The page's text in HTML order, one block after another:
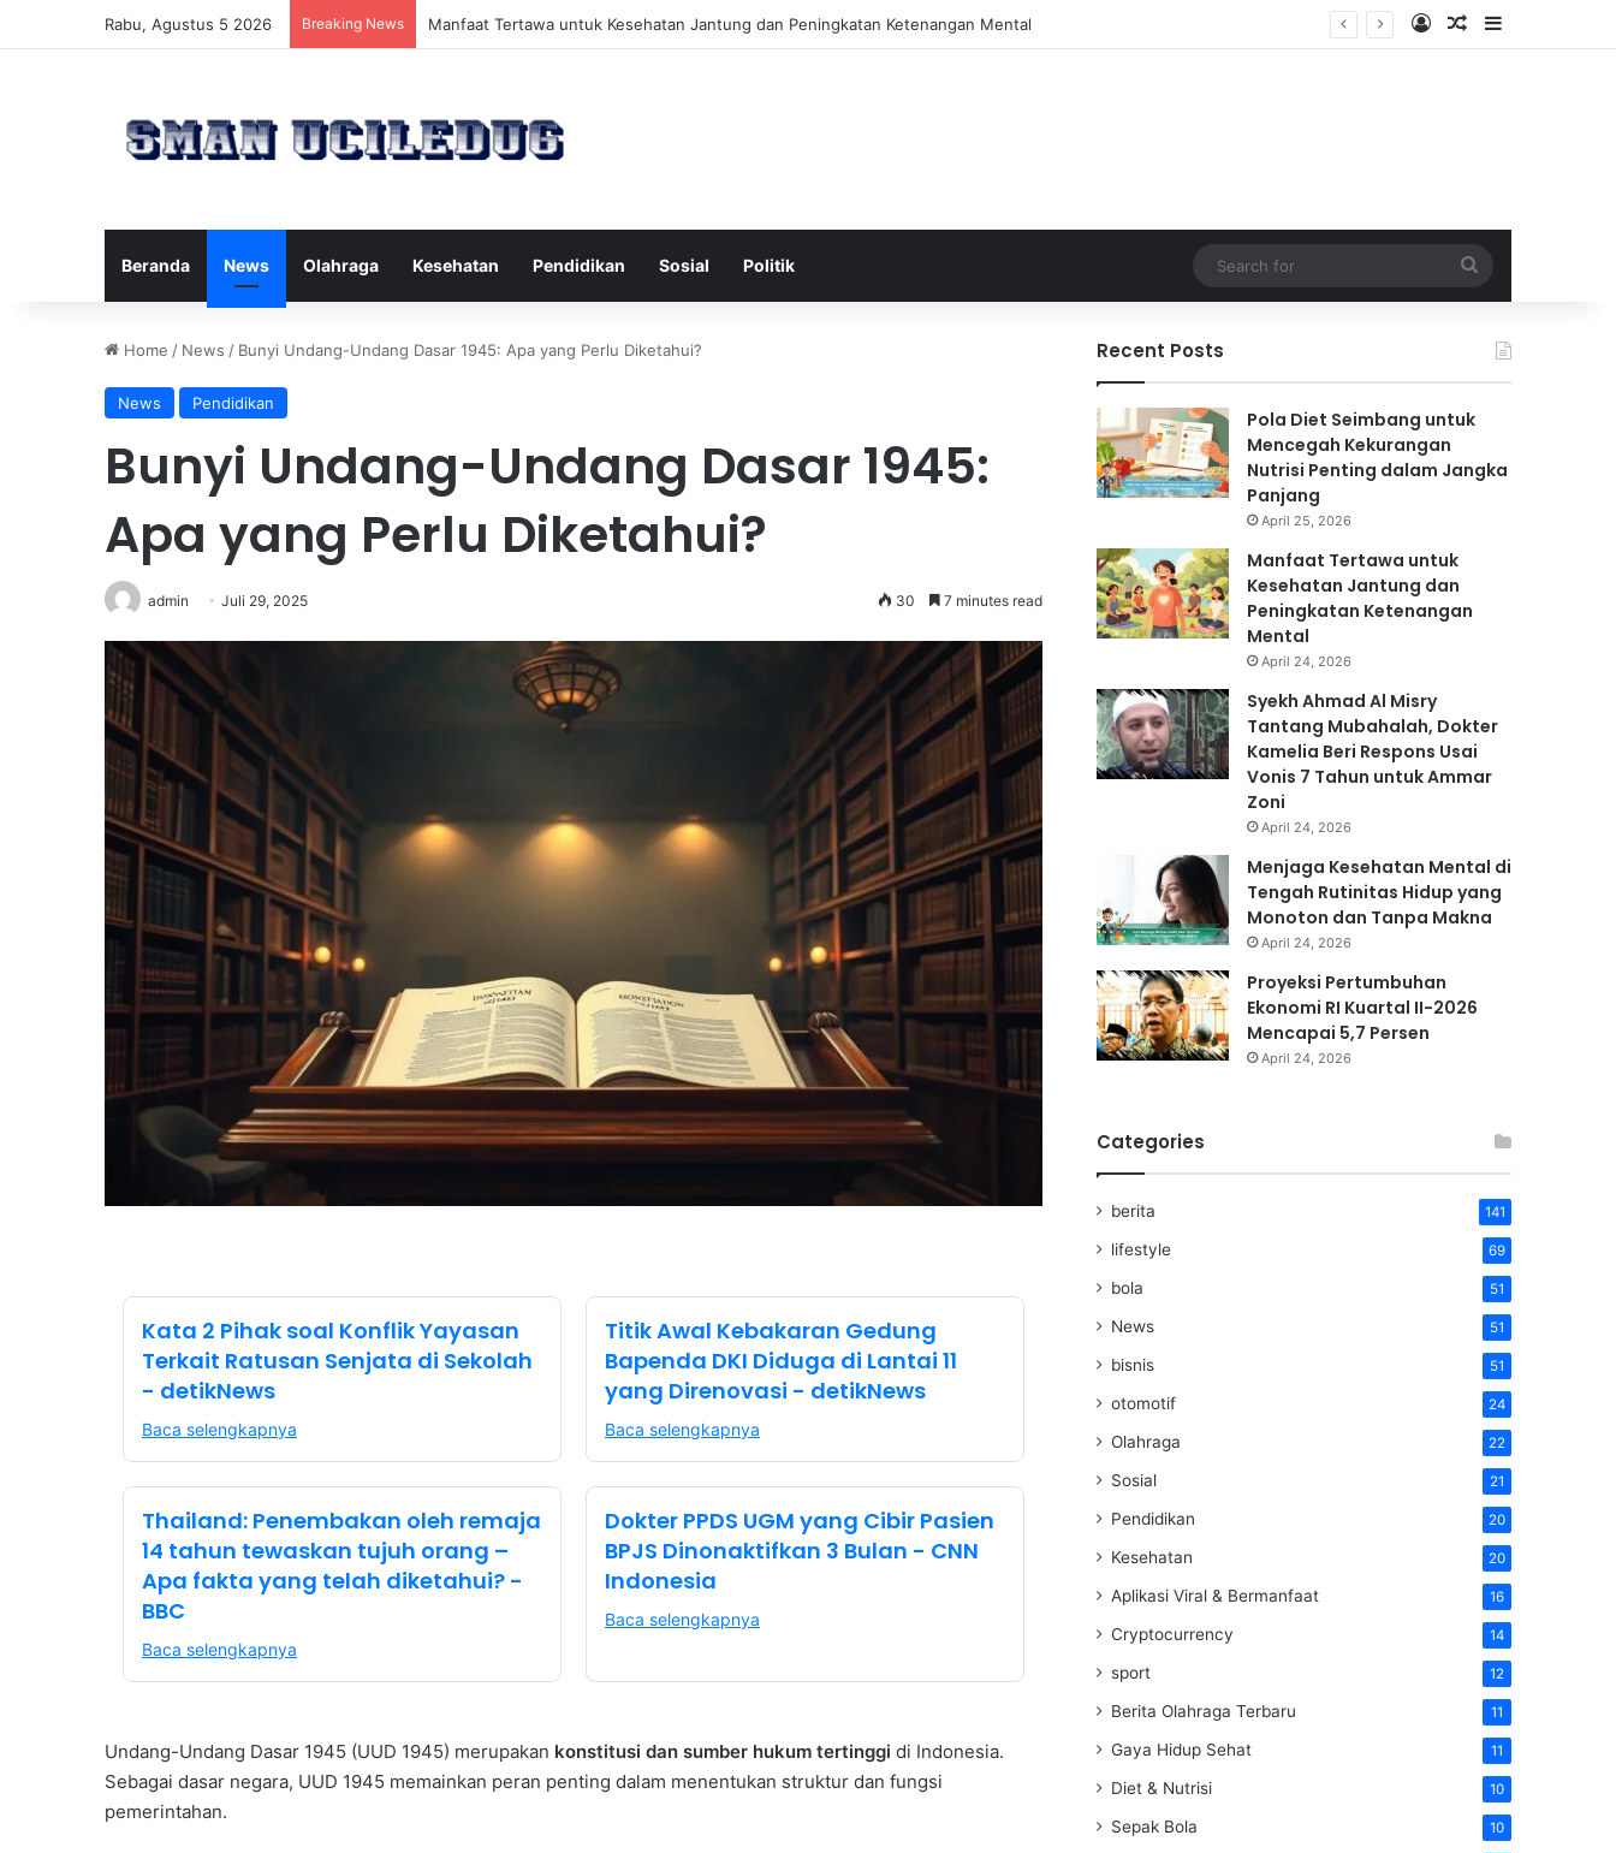
Rabu, Agustus 5 2026 Breaking News Manfaat Tertawa untuk Kesehatan Jantung dan Peningkatan Ketenangan Mental Log InRandom Article
Sidebar
Beranda News Olahraga Kesehatan Pendidikan Sosial Politik
for
Home / News / Bunyi Undang-Undang Dasar 1945: Apa yang Perlu Diketahui?
News Pendidikan
Bunyi Undang-Undang Dasar 1945:
Apa yang Perlu Diketahui?
admin Juli 29, 2025 30 7 minutes read
Kata 2 Pihak soal Konflik Yayasan
Terkait Ratusan Senjata di Sekolah
- detikNews
Baca selengkapnya
Titik Awal Kebakaran Gedung
Bapenda DKI Diduga di Lantai 11
yang Direnovasi - detikNews
Baca selengkapnya
Thailand: Penembakan oleh remaja
14 tahun tewaskan tujuh orang –
Apa fakta yang telah diketahui? -
BBC
Baca selengkapnya
Dokter PPDS UGM yang Cibir Pasien
BPJS Dinonaktifkan 3 Bulan - CNN
Indonesia
Baca selengkapnya
Undang-Undang Dasar 1945 (UUD 1945) merupakan konstitusi dan sumber hukum tertinggi di Indonesia.
Sebagai dasar negara, UUD 1945 memainkan peran penting dalam menentukan struktur dan fungsi
pemerintahan.
Recent Posts
Pola Diet Seimbang untuk
Mencegah Kekurangan
Nutrisi Penting dalam Jangka
Panjang
April 25, 2026
Manfaat Tertawa untuk
Kesehatan Jantung dan
Peningkatan Ketenangan
Mental
April 24, 2026
Syekh Ahmad Al Misry
Tantang Mubahalah, Dokter
Kamelia Beri Respons Usai
Vonis 7 Tahun untuk Ammar
Zoni
April 24, 2026
Menjaga Kesehatan Mental di
Tengah Rutinitas Hidup yang
Monoton dan Tanpa Makna
April 24, 2026
Proyeksi Pertumbuhan
Ekonomi RI Kuartal II-2026
Mencapai 5,7 Persen
April 24, 2026
Categories
berita 141
lifestyle 69
bola 51
News 51
bisnis 51
otomotif 24
Olahraga 22
Sosial 21
Pendidikan 20
Kesehatan 20
Aplikasi Viral & Bermanfaat 16
Cryptocurrency 14
sport 12
Berita Olahraga Terbaru 11
Gaya Hidup Sehat 11
Diet & Nutrisi 10
Sepak Bola 10